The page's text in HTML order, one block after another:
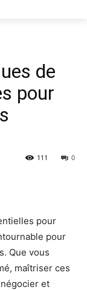
de
pour
0
111
pour
pour
Que vous
maîtriser ces
et